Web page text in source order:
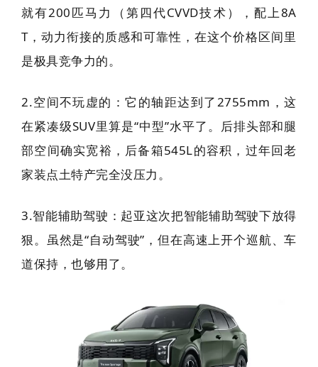
就有200匹马力（第四代CVVD技术），配上8A
T，动力衔接的质感和可靠性，在这个价格区间里
是极具竞争力的。
2.空间不玩虚的：它的轴距达到了2755mm，这
在紧凑级SUV里算是“中型”水平了。后排头部和腿
部空间确实宽裕，后备箱545L的容积，过年回老
家装点土特产完全没压力。
3.智能辅助驾驶：起亚这次把智能辅助驾驶下放得
狠。虽然是“自动驾驶”，但在高速上开个巡航、车
道保持，也够用了。